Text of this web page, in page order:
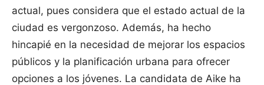
actual, pues considera que el estado actual de la
ciudad es vergonzoso. Además, ha hecho
hincapié en la necesidad de mejorar los espacios
públicos y la planificación urbana para ofrecer
opciones a los jóvenes. La candidata de Aike ha